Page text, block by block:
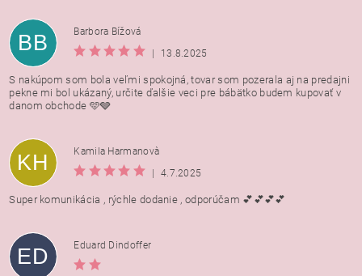
BB
Barbora Bížová
|
13.8.2025
S nakúpom som bola veľmi spokojná, tovar som pozerala aj na predajni
pekne mi bol ukázaný, určite ďalšie veci pre bábätko budem kupovať v
danom obchode 🩵🩶
KH
Kamila Harmanovà
|
4.7.2025
Super komunikácia , rýchle dodanie , odporúčam 💕💕💕💕
ED Eduard Dindoffer